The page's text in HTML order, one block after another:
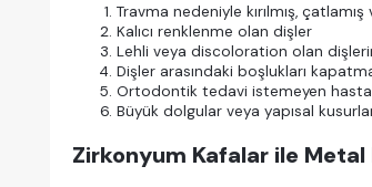
Travma nedeniyle kırılmış,
Kalıcı renklenme olan dişler
Lehli veya discoloration olan
Dişler arasındaki boşlukları
Ortodontik tedavi istemeyen
Büyük dolgular veya yapısal
Zirkonyum Kafalar ile